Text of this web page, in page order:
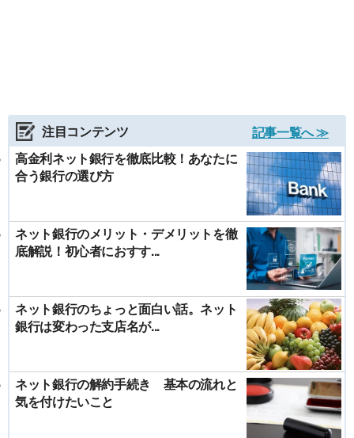
注目コンテンツ
記事一覧へ ≫
高金利ネット銀行を徹底比較！あなたに
合う銀行の選び方
ネット銀行のメリット・デメリットを徹
底解説！初心者におすす...
ネット銀行のちょっと面白い話。ネット
銀行は変わった支店名が...
ネット銀行の解約手続き 基本の流れと
気を付けたいこと